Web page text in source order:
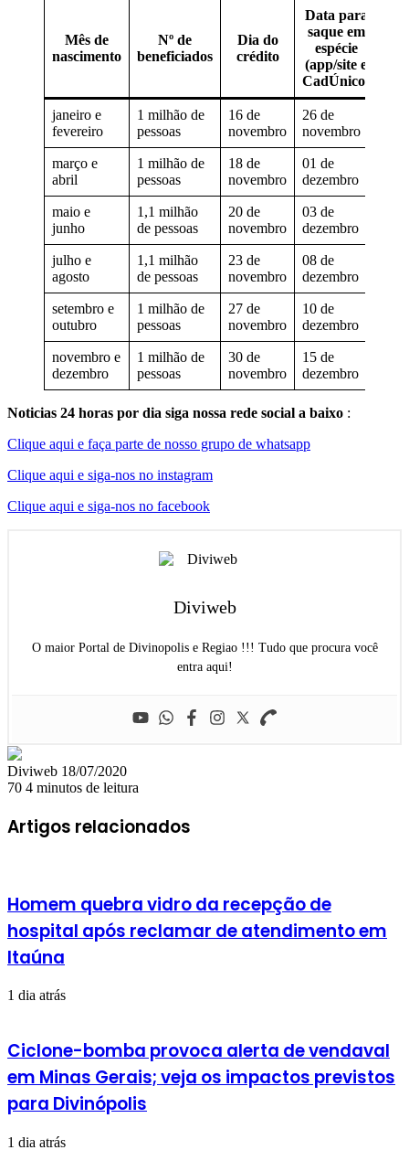
Mês de
nascimento
Nº de
beneficiados
Dia do
crédito
Data para
saque em
espécie
(app/site e
CadÚnico)
janeiro e
fevereiro
1 milhão de
pessoas
16 de
novembro
26 de
novembro
março e
abril
1 milhão de
pessoas
18 de
novembro
01 de
dezembro
maio e
junho
1,1 milhão
de pessoas
20 de
novembro
03 de
dezembro
julho e
agosto
1,1 milhão
de pessoas
23 de
novembro
08 de
dezembro
setembro e
outubro
1 milhão de
pessoas
27 de
novembro
10 de
dezembro
novembro e
dezembro
1 milhão de
pessoas
30 de
novembro
15 de
dezembro
Noticias 24 horas por dia siga nossa rede social a baixo :
Clique aqui e faça parte de nosso grupo de whatsapp
Clique aqui e siga-nos no instagram
Clique aqui e siga-nos no facebook
Diviweb
O maior Portal de Divinopolis e Regiao !!! Tudo que procura você
entra aqui!
Diviweb Mande
um
mail
18/07/2020
70 4 minutos de leitura
Artigos relacionados
Homem quebra vidro da recepção de
hospital após reclamar de atendimento em
Itaúna
1 dia atrás
Ciclone-bomba provoca alerta de vendaval
em Minas Gerais; veja os impactos previstos
para Divinópolis
1 dia atrás